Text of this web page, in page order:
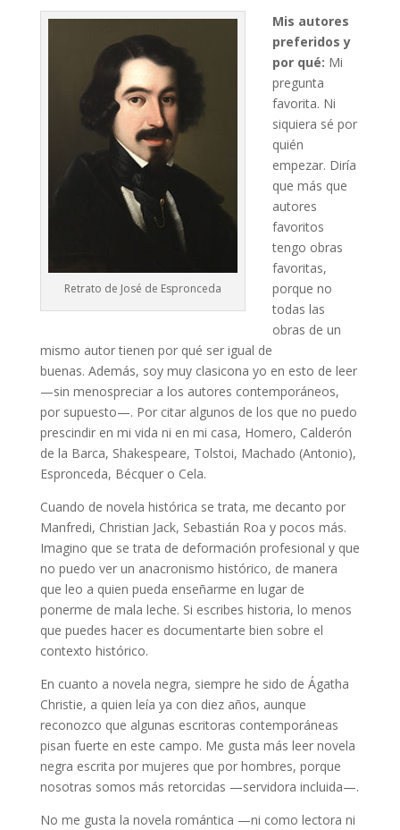
Retrato de José de Espronceda
Mis autores
preferidos y
por qué: Mi
pregunta
favorita. Ni
siquiera sé por
quién
empezar. Diría
que más que
autores
favoritos
tengo obras
favoritas,
porque no
todas las
obras de un
mismo autor tienen por qué ser igual de
buenas. Además, soy muy clasicona yo en esto de leer
—sin menospreciar a los autores contemporáneos,
por supuesto—. Por citar algunos de los que no puedo
prescindir en mi vida ni en mi casa, Homero, Calderón
de la Barca, Shakespeare, Tolstoi, Machado (Antonio),
Espronceda, Bécquer o Cela.
Cuando de novela histórica se trata, me decanto por
Manfredi, Christian Jack, Sebastián Roa y pocos más.
Imagino que se trata de deformación profesional y que
no puedo ver un anacronismo histórico, de manera
que leo a quien pueda enseñarme en lugar de
ponerme de mala leche. Si escribes historia, lo menos
que puedes hacer es documentarte bien sobre el
contexto histórico.
En cuanto a novela negra, siempre he sido de Ágatha
Christie, a quien leía ya con diez años, aunque
reconozco que algunas escritoras contemporáneas
pisan fuerte en este campo. Me gusta más leer novela
negra escrita por mujeres que por hombres, porque
nosotras somos más retorcidas —servidora incluida—.
No me gusta la novela romántica —ni como lectora ni